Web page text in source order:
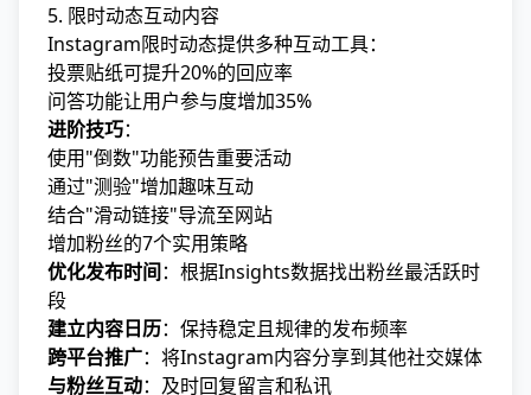
5. 限时动态互动内容
Instagram限时动态提供多种互动工具：
投票贴纸可提升20%的回应率
问答功能让用户参与度增加35%
进阶技巧：
使用"倒数"功能预告重要活动
通过"测验"增加趣味互动
结合"滑动链接"导流至网站
增加粉丝的7个实用策略
优化发布时间：根据Insights数据找出粉丝最活跃时
段
建立内容日历：保持稳定且规律的发布频率
跨平台推广：将Instagram内容分享到其他社交媒体
与粉丝互动：及时回复留言和私讯